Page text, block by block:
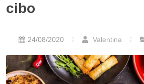
cibo
24/08/2020 Valentina